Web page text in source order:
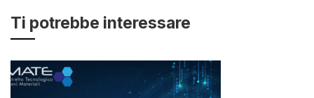
Ti potrebbe interessare